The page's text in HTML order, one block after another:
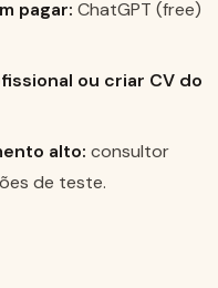
pagar: ChatGPT (free)
ou criar CV do
alto: consultor
de teste.